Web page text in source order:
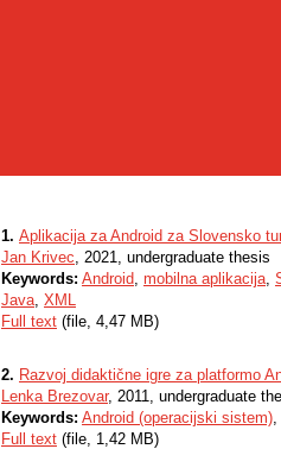
1. Aplikacija za Android za Slovensko
Jan Krivec, 2021, undergraduate thesis
Keywords: Android, mobilna aplikacija,
Java, XML
Full text (file, 4,47 MB)
2. Razvoj didaktične igre za platformo
Lenka Brezovar, 2011, undergraduate
Keywords: Android (operacijski sistem),
Full text (file, 1,42 MB)